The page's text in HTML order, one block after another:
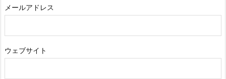
メールアドレス
ウェブサイト